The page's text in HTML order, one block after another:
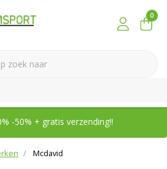
0
-50% + gratis verzending!!
Mcdavid